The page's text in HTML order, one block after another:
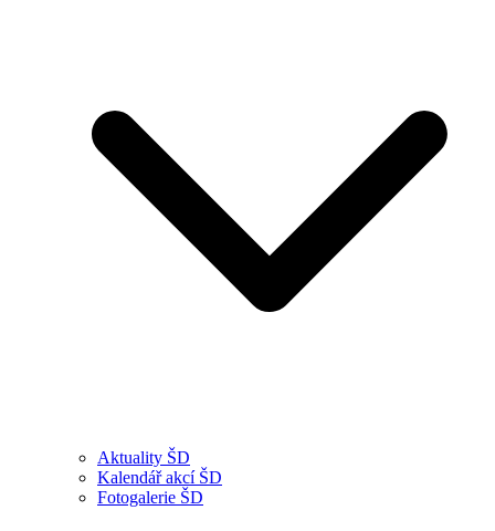
Aktuality ŠD
Kalendář akcí ŠD
Fotogalerie ŠD